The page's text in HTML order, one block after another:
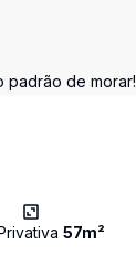
padrão de morar!
57m²